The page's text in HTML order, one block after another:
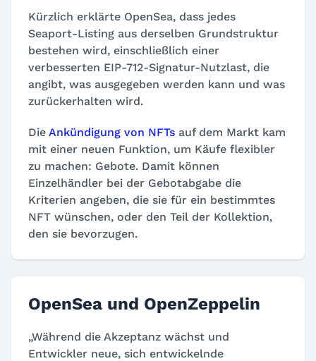
Kürzlich erklärte OpenSea, dass jedes
Seaport-Listing aus derselben Grundstruktur
bestehen wird, einschließlich einer
verbesserten EIP-712-Signatur-Nutzlast, die
angibt, was ausgegeben werden kann und was
zurückerhalten wird.
Die Ankündigung von NFTs auf dem Markt kam
mit einer neuen Funktion, um Käufe flexibler
zu machen: Gebote. Damit können
Einzelhändler bei der Gebotabgabe die
Kriterien angeben, die sie für ein bestimmtes
NFT wünschen, oder den Teil der Kollektion,
den sie bevorzugen.
OpenSea und OpenZeppelin
„Während die Akzeptanz wächst und
Entwickler neue, sich entwickelnde